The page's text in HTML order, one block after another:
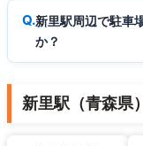
新里駅周辺で駐車
か？
新里駅（青森県